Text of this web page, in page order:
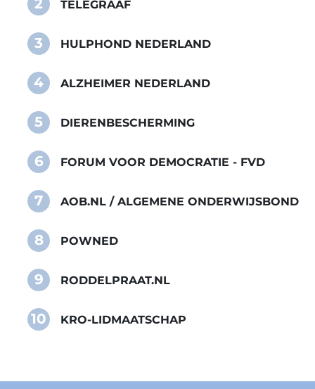
2 TELEGRAAF
3 HULPHOND NEDERLAND
4 ALZHEIMER NEDERLAND
5 DIERENBESCHERMING
6 FORUM VOOR DEMOCRATIE - FVD
7 AOB.NL / ALGEMENE ONDERWIJSBOND
8 POWNED
9 RODDELPRAAT.NL
10 KRO-LIDMAATSCHAP